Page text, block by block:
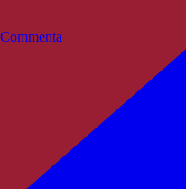
Commenta